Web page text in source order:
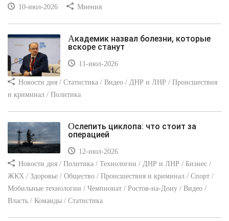
10-июл-2026 Мнения
Академик назвал болезни, которые
вскоре станут
11-июл-2026
Новости дня / Статистика / Видео / ДНР и ЛНР / Происшествия
и криминал / Политика
Ослепить циклопа: что стоит за
операцией
12-июл-2026
Новости дня / Политика / Технологии / ДНР и ЛНР / Бизнес /
ЖКХ / Здоровье / Общество / Происшествия и криминал / Спорт /
Мобильные технологии / Чемпионат / Ростов-на-Дону / Видео /
Власть / Команды / Статистика